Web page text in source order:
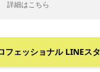
詳細はこちら
フェッショナル LINEスタ